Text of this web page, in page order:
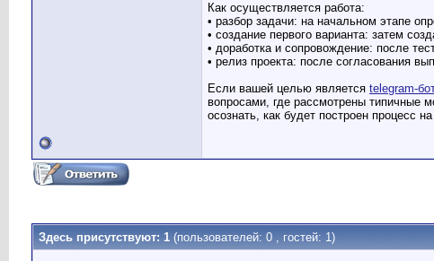
Как осуществляется работа:
• разбор задачи: на начальном этапе
• создание первого варианта: затем
• доработка и сопровождение: после
• релиз проекта: после согласования
Если вашей целью является telegram-
вопросами, где рассмотрены типичные
осознать, как будет построен процесс
Здесь присутствуют: 1 (пользователей: 0 , гостей: 1)